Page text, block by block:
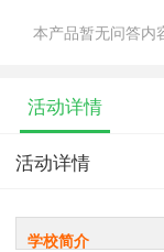
本产品暂无问答内
活动详情
活动详情
学校简介